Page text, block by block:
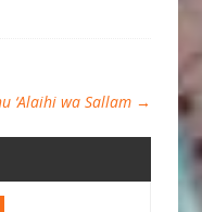
‘Alaihi wa Sallam →